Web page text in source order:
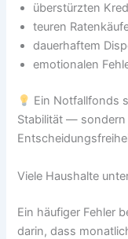
überstürzten
teuren
dauerhaftem
emotionalen
Ein Notfallfonds
Stabilität — sondern
Viele Haushalte
Ein häufiger Fehler
darin, dass